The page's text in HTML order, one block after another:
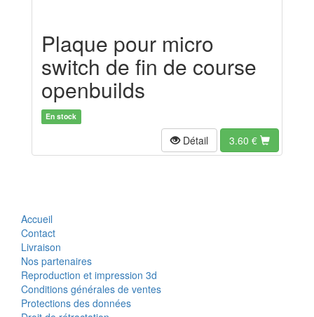
Plaque pour micro
switch de fin de course
openbuilds
En stock
Détail 3.60 €
Accueil
Contact
Livraison
Nos partenaires
Reproduction et impression 3d
Conditions générales de ventes
Protections des données